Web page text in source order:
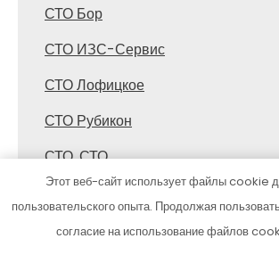
СТО Бор
СТО ИЗС-Сервис
СТО Лофицкое
СТО Рубикон
СТО, СТО
СТО, СТО
Страйк
Этот веб-сайт использует файлы cookie
пользовательского опыта. Продолжая
согласие на использование файлов